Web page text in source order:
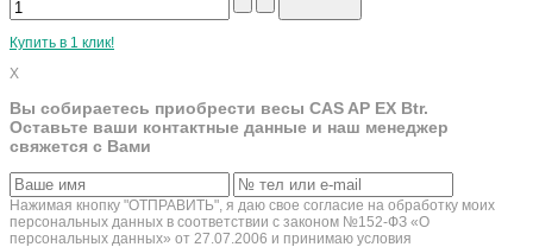
Купить в 1 клик!
X
Вы собираетесь приобрести весы CAS AP EX Btr.
Оставьте ваши контактные данные и наш менеджер
свяжется с Вами
Нажимая кнопку "ОТПРАВИТЬ", я даю свое согласие на обработку моих
персональных данных в соответствии с законом №152-ФЗ «О
персональных данных» от 27.07.2006 и принимаю условия